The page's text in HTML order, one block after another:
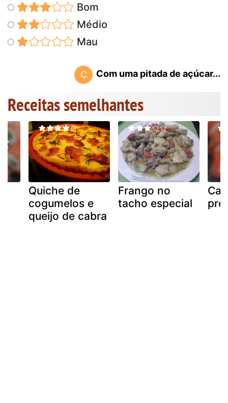
Bom
Médio
Mau
C Com uma pitada de açúcar...
Receitas semelhantes
Quiche de
cogumelos e
queijo de cabra
Frango no
tacho especial